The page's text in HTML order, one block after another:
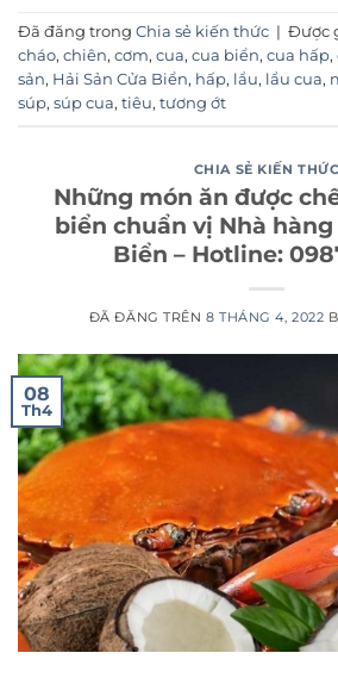
Đã đăng trong Chia sẻ kiến thức | Được
cháo, chiên, cơm, cua, cua biển, cua hấp,
sản, Hải Sản Cửa Biển, hấp, lẩu, lẩu cua,
súp, súp cua, tiêu, tương ớt
CHIA SẺ KIẾN THỨC
Những món ăn được
biển chuẩn vị Nhà hàng
Biển – Hotline:
ĐÃ ĐĂNG TRÊN 8 THÁNG 4, 2022
08
Th4